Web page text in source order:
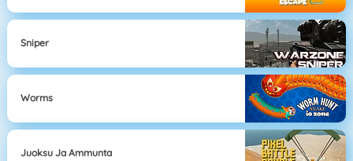
Sniper
Worms
Juoksu Ja Ammunta